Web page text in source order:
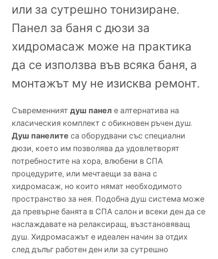
или за сутрешно тонизиране.
Панел за баня с дюзи за
хидромасаж може на практика
да се използва във всяка баня, а
монтажът му не изисква ремонт.
Съвременният душ панел е алтернатива на
класическия комплект с обикновен ръчен душ.
Душ панелите са оборудвани със специални
дюзи, което им позволява да удовлетворят
потребностите на хора, влюбени в СПА
процедурите, или мечтаещи за вана с
хидромасаж, но които нямат необходимото
пространство за нея. Подобна душ система може
да превърне банята в СПА салон и всеки ден да се
наслаждавате на релаксиращ, възстановяващ
душ. Хидромасажът е идеален начин за отдих
след дълъг работен ден или за сутрешно